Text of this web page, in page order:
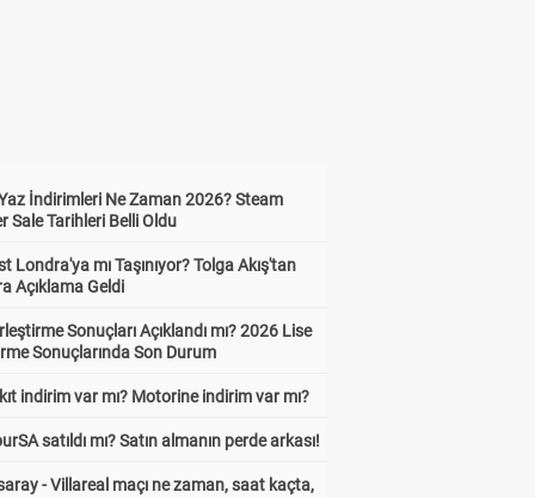
İndirimleri Ne Zaman 2026? Steam
Sale Tarihleri Belli Oldu
Londra'ya mı Taşınıyor? Tolga Akış'tan
Açıklama Geldi
Sonuçları Açıklandı mı? 2026 Lise
Sonuçlarında Son Durum
indirim var mı? Motorine indirim var mı?
satıldı mı? Satın almanın perde arkası!
- Villareal maçı ne zaman, saat kaçta,